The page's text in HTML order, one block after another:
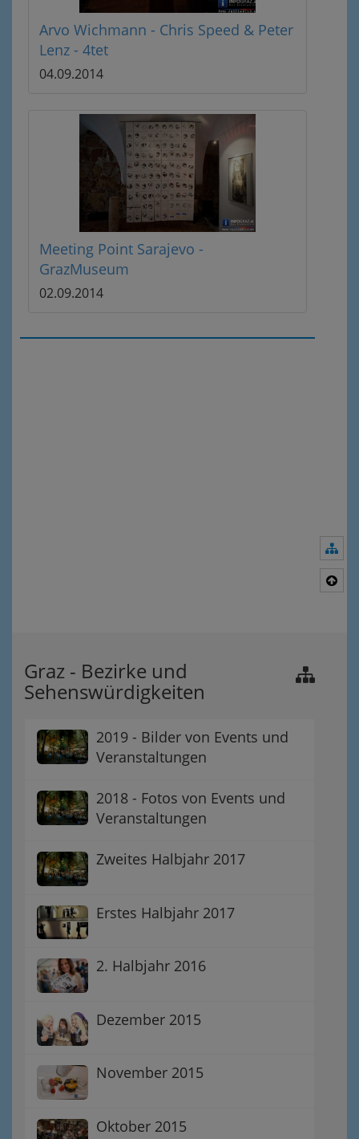
Arvo Wichmann - Chris Speed & Peter
Lenz - 4tet
04.09.2014
Meeting Point Sarajevo -
GrazMuseum
02.09.2014
Graz - Bezirke und
Sehenswürdigkeiten
2019 - Bilder von Events und
Veranstaltungen
2018 - Fotos von Events und
Veranstaltungen
Zweites Halbjahr 2017
Erstes Halbjahr 2017
2. Halbjahr 2016
Dezember 2015
November 2015
Oktober 2015